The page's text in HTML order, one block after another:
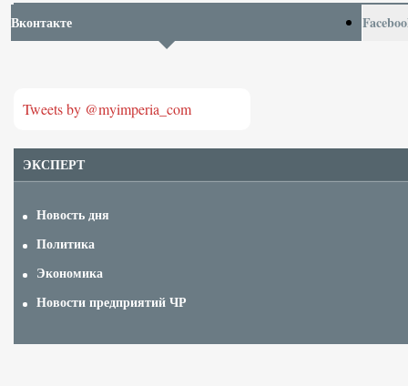
Вконтакте
Tweets by @myimperia_com
ЭКСПЕРТ
Новость дня
Политика
Экономика
Новости предприятий ЧР